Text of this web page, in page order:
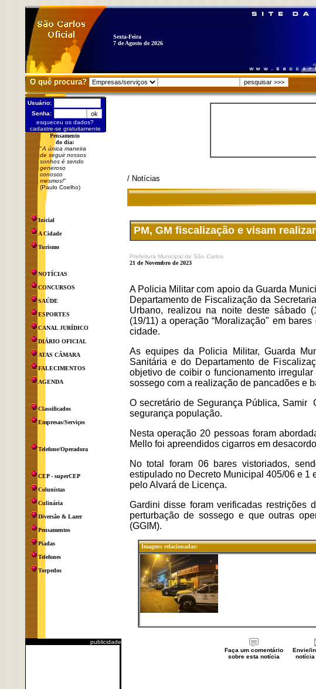
Sexta-Feira
7 de Agosto de 2026
O quê procura?
Usuário:
Senha:
esqueceu os dados?
cadastre-se gratuitamente
Pensamento
do dia:
"A única maneira
de seguir nossos
sonhos é sendo
generoso
conosco
mesmos!"
(Paulo Coelho)
Inicial
A Cidade
Turismo
NOTÍCIAS
CONCURSOS
SAÚDE
ESPORTES
CANAL JURÍDICO
DIÁRIO OFICIAL
ATAS CÂMARA
FALECIMENTOS
AGENDA
Classificados
Empresas/Serviços
Telefone/Operadora
CEP - superCEP
Colunistas
Culinária
Diversão & Lazer
Pensamentos
Piadas
Telefones
Torpedos
publicidade
/ Notícias
PM, GM fiscalização e visam
Prefeitura Municipal de São Carlos
21 de Novembro de 2023
A Policia Militar com apoio da Guarda
Departamento de Fiscalização da
Urbano, realizou na noite deste sábado
(19/11) a operação “Moralização" em
cidade.
As equipes da Policia Militar, Guarda
Sanitária e do Departamento de
objetivo de coibir o funcionamento
sossego com a realização de pancadões e
O secretário de Segurança Pública, Samir
segurança população.
Nesta operação 20 pessoas foram
Mello foi apreendidos cigarros em
No total foram 06 bares vistoriados,
estipulado no Decreto Municipal 405/06 e 1
pelo Alvará de Licença.
Gardini disse foram verificadas restrições
perturbação de sossego e que outras
(GGIM).
Imagens relacionadas:
Faça um comentário
sobre esta notícia
Envie/
notícia